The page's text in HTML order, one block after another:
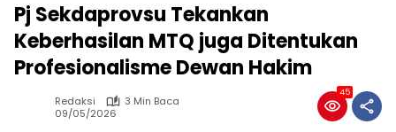
Pj Sekdaprovsu Tekankan
Keberhasilan MTQ juga Ditentukan
Profesionalisme Dewan Hakim
Redaksi
3 Min Baca
09/05/2026
45